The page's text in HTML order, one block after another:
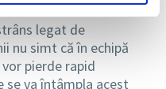
legat de
nu simt că în echipă
pierde rapid
se va întâmpla acest